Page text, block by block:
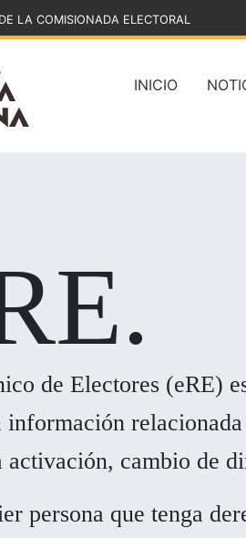
LA COMISIONADA ELECTORAL
INICIO
de Electores (eRE)
activación, cambio de
persona que tenga